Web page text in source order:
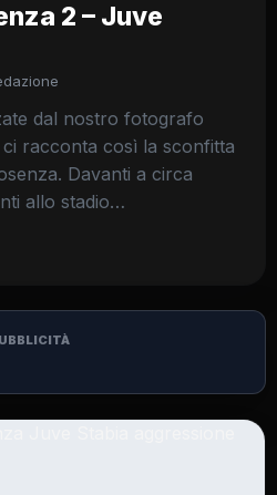
2 – Juve
dal nostro fotografo
racconta così la sconfitta
Davanti a circa
allo stadio…